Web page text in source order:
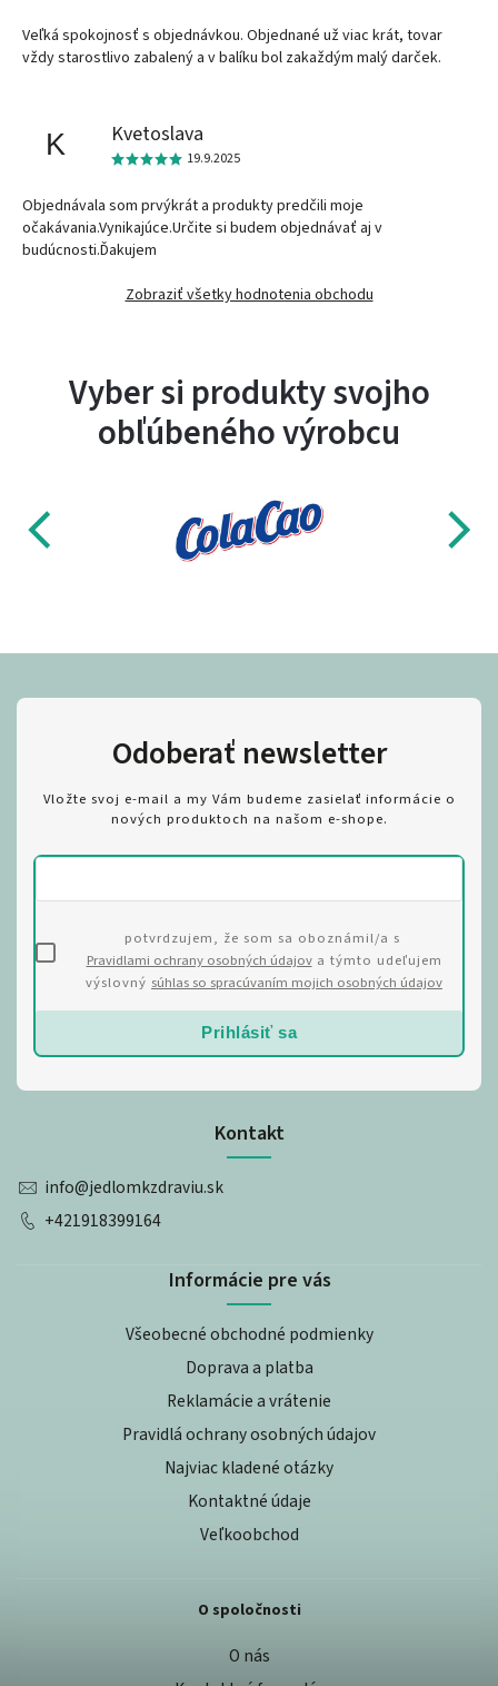
Veľká spokojnosť s objednávkou. Objednané už viac krát, tovar
vždy starostlivo zabalený a v balíku bol zakaždým malý darček.
K Kvetoslava
19.9.2025
Objednávala som prvýkrát a produkty predčili moje
očakávania.Vynikajúce.Určite si budem objednávať aj v
budúcnosti.Ďakujem
Zobraziť všetky hodnotenia obchodu
Vyber si produkty svojho
obľúbeného výrobcu
Kontakt
info@jedlomkzdraviu.sk
+421918399164
Informácie pre vás
Všeobecné obchodné podmienky
Doprava a platba
Reklamácie a vrátenie
Pravidlá ochrany osobných údajov
Najviac kladené otázky
Kontaktné údaje
Veľkoobchod
O spoločnosti
O nás
Odoberať newsletter
Vložte svoj e-mail a my Vám budeme zasielať informácie o
nových produktoch na našom e-shope.
potvrdzujem, že som sa oboznámil/a s
Pravidlami ochrany osobných údajova týmto udeľujem
výslovný súhlas so spracúvaním mojich osobných údajov
Prihlásiť sa